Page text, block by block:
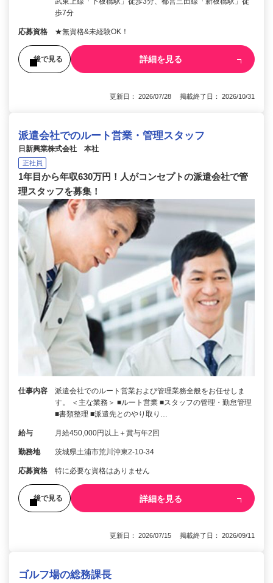
歩7分
応募資格 ★無資格&未経験OK！
後で見る 詳細を見る
更新日： 2026/07/28 掲載終了日： 2026/10/31
派遣会社でのルート営業・管理スタッフ
日新興業株式会社 本社
正社員
1年目から年収630万円！人がコンセプトの派遣会社で管
理スタッフを募集！
仕事内容
派遣会社でのルート営業および管理業務全般をお任せしま
す。 ＜主な業務＞ ■ルート営業 ■スタッフの管理・勤怠管理
■書類整理 ■派遣先とのやり取り…
給与 月給450,000円以上＋賞与年2回
勤務地 茨城県土浦市荒川沖東2-10-34
応募資格 特に必要な資格はありません
後で見る 詳細を見る
更新日： 2026/07/15 掲載終了日： 2026/09/11
ゴルフ場の総務課長